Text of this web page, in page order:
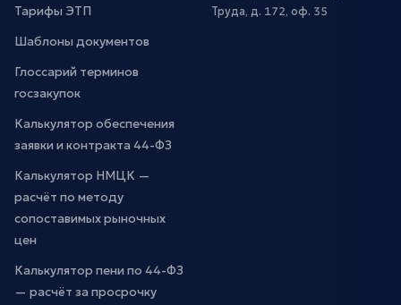
Тарифы ЭТП
Шаблоны документов
Глоссарий терминов
госзакупок
Калькулятор обеспечения
заявки и контракта 44-ФЗ
Калькулятор НМЦК —
расчёт по методу
сопоставимых рыночных
цен
Калькулятор пени по 44-ФЗ
— расчёт за просрочку
Труда, д. 172, оф. 35